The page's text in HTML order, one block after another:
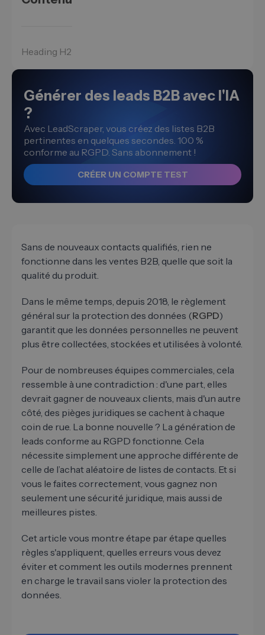
Heading H2
Générer des leads B2B avec l'IA
?
Avec LeadScraper, vous créez des listes B2B
pertinentes en quelques secondes. 100 %
conforme au RGPD. Sans abonnement !
CRÉER UN COMPTE TEST
Sans de nouveaux contacts qualifiés, rien ne
fonctionne dans les ventes B2B, quelle que soit la
qualité du produit.
Dans le même temps, depuis 2018, le règlement
général sur la protection des données (RGPD)
garantit que les données personnelles ne peuvent
plus être collectées, stockées et utilisées à volonté.
Pour de nombreuses équipes commerciales, cela
ressemble à une contradiction : d'une part, elles
devrait gagner de nouveaux clients, mais d'un autre
côté, des pièges juridiques se cachent à chaque
coin de rue. La bonne nouvelle ? La génération de
leads conforme au RGPD fonctionne. Cela
nécessite simplement une approche différente de
celle de l’achat aléatoire de listes de contacts. Et si
vous le faites correctement, vous gagnez non
seulement une sécurité juridique, mais aussi de
meilleures pistes.
Cet article vous montre étape par étape quelles
règles s'appliquent, quelles erreurs vous devez
éviter et comment les outils modernes prennent
en charge le travail sans violer la protection des
données.